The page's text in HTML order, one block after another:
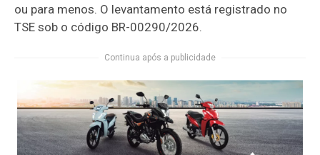
ou para menos. O levantamento está registrado no
TSE sob o código BR-00290/2026.
Continua após a publicidade